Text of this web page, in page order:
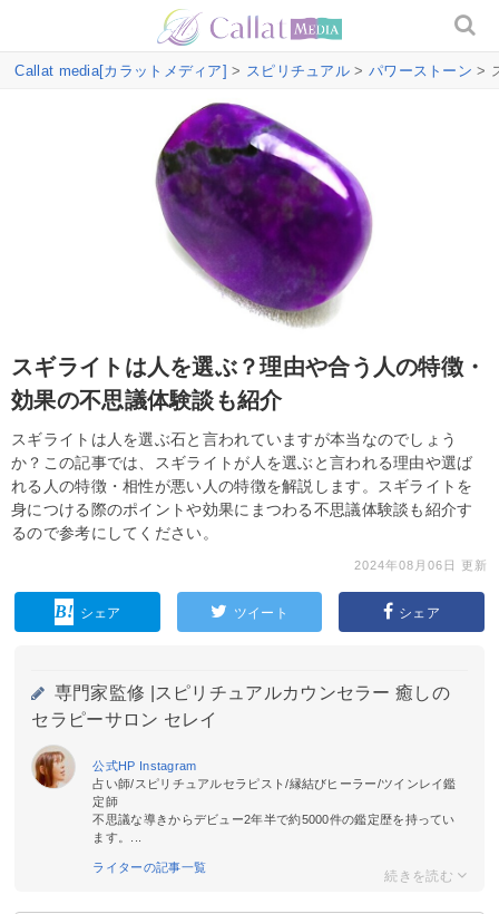
Callat media[カラットメディア] > スピリチュアル > パワーストーン >
スギライトは人を選ぶ？理由や合う人の特徴・
効果の不思議体験談も紹介
スギライトは人を選ぶ石と言われていますが本当なのでしょう
か？この記事では、スギライトが人を選ぶと言われる理由や選ば
れる人の特徴・相性が悪い人の特徴を解説します。スギライトを
身につける際のポイントや効果にまつわる不思議体験談も紹介す
るので参考にしてください。
2024年08月06日 更新
シェア ツイート シェア
専門家監修 |
スピリチュアルカウンセラー 癒しの
セラピーサロン セレイ
公式HP Instagram
占い師/スピリチュアルセラピスト/縁結びヒーラー/ツインレイ鑑
定師
不思議な導きからデビュー2年半で約5000件の鑑定歴を持ってい
ます。...
ライターの記事一覧